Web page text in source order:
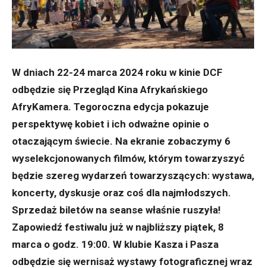
W dniach 22-24 marca 2024 roku w kinie DCF
odbędzie się Przegląd Kina Afrykańskiego
AfryKamera. Tegoroczna edycja pokazuje
perspektywę kobiet i ich odważne opinie o
otaczającym świecie. Na ekranie zobaczymy 6
wyselekcjonowanych filmów, którym towarzyszyć
będzie szereg wydarzeń towarzyszących: wystawa,
koncerty, dyskusje oraz coś dla najmłodszych.
Sprzedaż biletów na seanse właśnie ruszyła!
Zapowiedź festiwalu już w najbliższy piątek, 8
marca o godz. 19:00. W klubie Kasza i Pasza
odbędzie się wernisaż wystawy fotograficznej wraz